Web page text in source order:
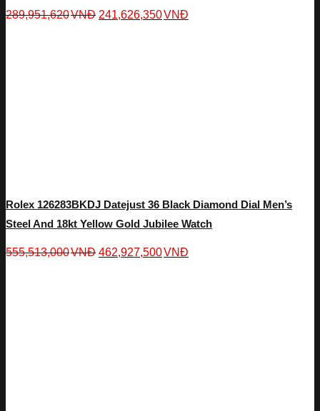
289,951,620VNĐ 241,626,350VNĐ
Rolex 126283BKDJ Datejust 36 Black Diamond Dial Men’s
Steel And 18kt Yellow Gold Jubilee Watch
555,513,000VNĐ 462,927,500VNĐ